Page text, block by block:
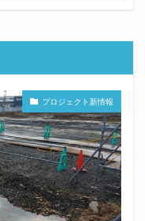
プロジェクト新情報